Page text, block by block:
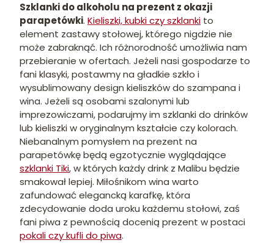
Szklanki do alkoholu na prezent z okazji
parapetówki. Kieliszki, kubki czy szklanki to
element zastawy stołowej, którego nigdzie nie
może zabraknąć. Ich różnorodność umożliwia nam
przebieranie w ofertach. Jeżeli nasi gospodarze to
fani klasyki, postawmy na gładkie szkło i
wysublimowany design kieliszków do szampana i
wina. Jeżeli są osobami szalonymi lub
imprezowiczami, podarujmy im szklanki do drinków
lub kieliszki w oryginalnym kształcie czy kolorach.
Niebanalnym pomysłem na prezent na
parapetówkę będą egzotycznie wyglądające
szklanki Tiki, w których każdy drink z Malibu będzie
smakował lepiej. Miłośnikom wina warto
zafundować elegancką karafkę, która
zdecydowanie doda uroku każdemu stołowi, zaś
fani piwa z pewnością docenią prezent w postaci
pokali czy kufli do piwa.